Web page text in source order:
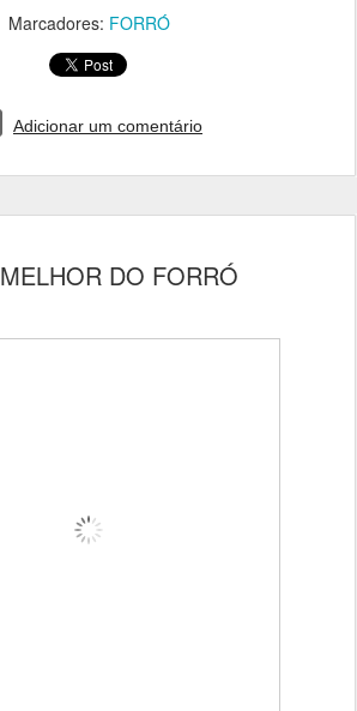
Marcadores: FORRÓ
Adicionar um comentário
MELHOR DO FORRÓ